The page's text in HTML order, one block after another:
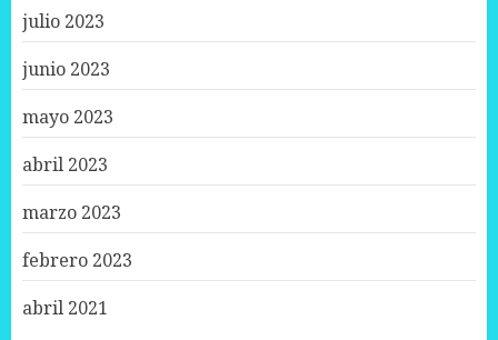
julio 2023
junio 2023
mayo 2023
abril 2023
marzo 2023
febrero 2023
abril 2021